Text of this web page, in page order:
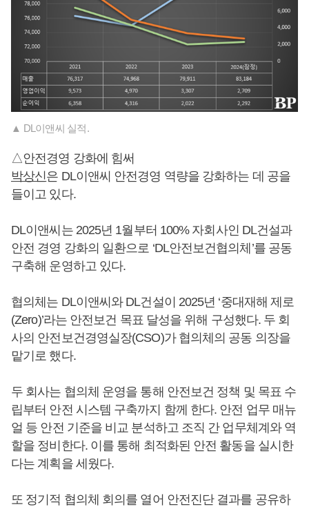
▲ DL이앤씨 실적.
△안전경영 강화에 힘써
박상신은 DL이앤씨 안전경영 역량을 강화하는 데 공을
들이고 있다.
DL이앤씨는 2025년 1월부터 100% 자회사인 DL건설과
안전 경영 강화의 일환으로 ‘DL안전보건협의체’를 공동
구축해 운영하고 있다.
협의체는 DL이앤씨와 DL건설이 2025년 ‘중대재해 제로
(Zero)’라는 안전보건 목표 달성을 위해 구성했다. 두 회
사의 안전보건경영실장(CSO)가 협의체의 공동 의장을
맡기로 했다.
두 회사는 협의체 운영을 통해 안전보건 정책 및 목표 수
립부터 안전 시스템 구축까지 함께 한다. 안전 업무 매뉴
얼 등 안전 기준을 비교 분석하고 조직 간 업무체계와 역
할을 정비한다. 이를 통해 최적화된 안전 활동을 실시한
다는 계획을 세웠다.
또 정기적 협의체 회의를 열어 안전진단 결과를 공유하